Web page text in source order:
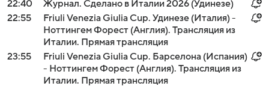
22:40
Журнал. Сделано в Италии 2026 (Удинезе)
22:55
Friuli Venezia Giulia Cup. Удинезе (Италия) -
Ноттингем Форест (Англия). Трансляция из
Италии. Прямая трансляция
23:55
Friuli Venezia Giulia Cup. Барселона (Испания)
- Ноттингем Форест (Англия). Трансляция из
Италии. Прямая трансляция